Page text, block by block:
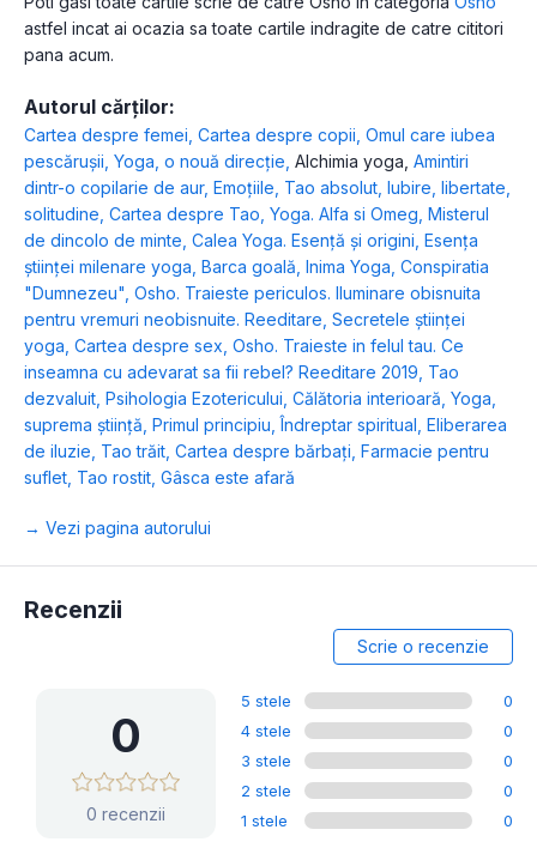
astfel incat ai ocazia sa toate cartile indragite de catre cititori
pana acum.
Autorul cărților:
Cartea despre femei Cartea despre copii Omul care iubea
pescărușii Yoga, o nouă direcție Alchimia yoga Amintiri
dintr-o copilarie de aur, Emoţiile Tao absolut Iubire, libertate,
solitudine Cartea despre Tao Yoga. Alfa si Omeg Misterul
de dincolo de minte Calea Yoga. Esență și origini Esența
științei milenare yoga Barca goală Inima Yoga Conspiratia
"Dumnezeu" Osho. Traieste periculos. Iluminare obisnuita
pentru vremuri neobisnuite. Reeditare Secretele științei
yoga Cartea despre sex Osho. Traieste in felul tau. Ce
inseamna cu adevarat sa fii rebel? Reeditare 2019 Tao
dezvaluit Psihologia Ezotericului Călătoria interioară Yoga,
suprema știință Primul principiu ,Îndreptar spiritual Eliberarea
de iluzie Tao trăit Cartea despre bărbați Farmacie pentru
suflet Tao rostit Gâsca este afară
→ Vezi pagina autorului
Recenzii
Scrie o recenzie
0
0 recenzii
5 stele
0
4 stele
0
3 stele
0
2 stele
0
1 stele
0